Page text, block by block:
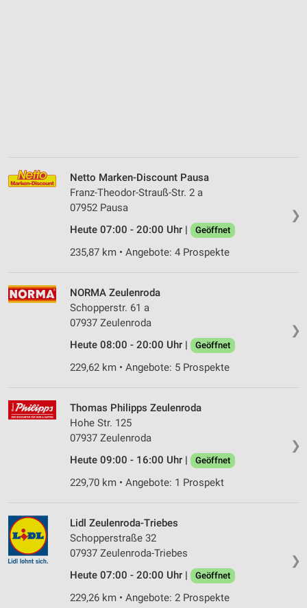
❯
Netto Marken-Discount Pausa
Franz-Theodor-Strauß-Str. 2 a
07952 Pausa
Heute 07:00 - 20:00 Uhr |
Geöffnet
235,87 km • Angebote: 4 Prospekte
❯
NORMA Zeulenroda
Schopperstr. 61 a
07937 Zeulenroda
Heute 08:00 - 20:00 Uhr |
Geöffnet
229,62 km • Angebote: 5 Prospekte
❯
Thomas Philipps Zeulenroda
Hohe Str. 125
07937 Zeulenroda
Heute 09:00 - 16:00 Uhr |
Geöffnet
229,70 km • Angebote: 1 Prospekt
❯
Lidl Zeulenroda-Triebes
Schopperstraße 32
07937 Zeulenroda-Triebes
Heute 07:00 - 20:00 Uhr |
Geöffnet
229,26 km • Angebote: 2 Prospekte